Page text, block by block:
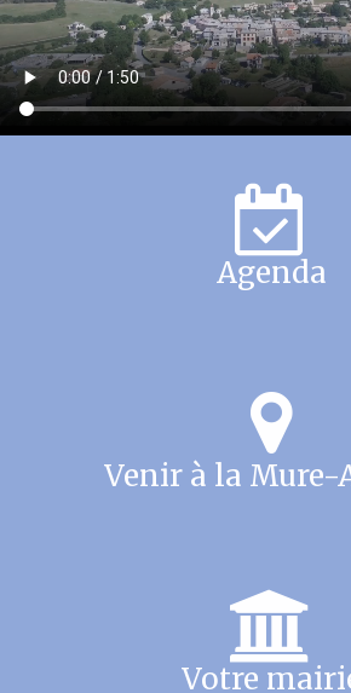
Agenda
Venir à la Mure-
Votre